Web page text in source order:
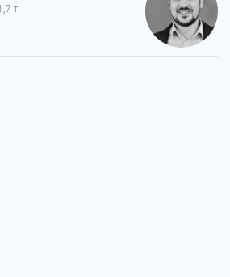
т.